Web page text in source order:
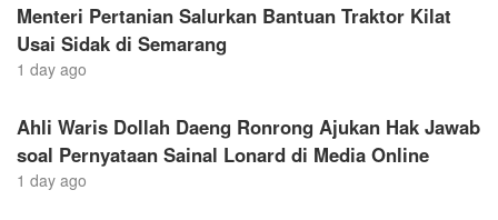
Menteri Pertanian Salurkan Bantuan Traktor Kilat
Usai Sidak di Semarang
1 day ago
Ahli Waris Dollah Daeng Ronrong Ajukan Hak Jawab
soal Pernyataan Sainal Lonard di Media Online
1 day ago